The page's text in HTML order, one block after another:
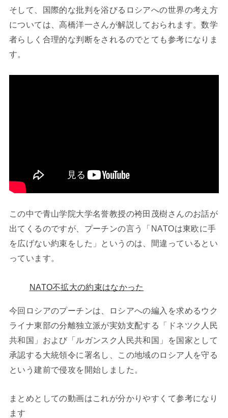
そして、国際的な批判を浴びるロシアへの世界の考え方
については、高橋洋一さんが解説しておられます。数学
者らしく合理的な判断をされるのでとても参考になりま
す。
この中で青山学院大学名誉教授の袴田茂樹さんのお話が
出てくるのですが、プーチンの言う「NATOは東欧に手
を広げない約束をした」というのは、間違っているとい
っています。
NATO不拡大の約束はなかった
今回ロシアのプーチンは、ロシアへの編入を求めるウク
ライナ東部の分離独立派が実効支配する「ドネツク人民
共和国」および「ルガンスク人民共和国」を国家として
承認する大統領令に署名し、この地域のロシア人を守る
という建前で侵攻を開始しました。
まとめとしての動画はこれが分かりやすくて参考になり
ます